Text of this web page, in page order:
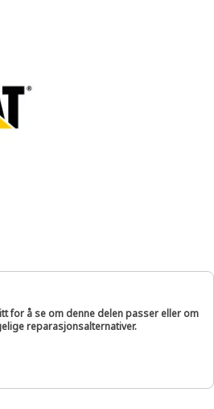
for å se om denne delen passer eller om
reparasjonsalternativer.